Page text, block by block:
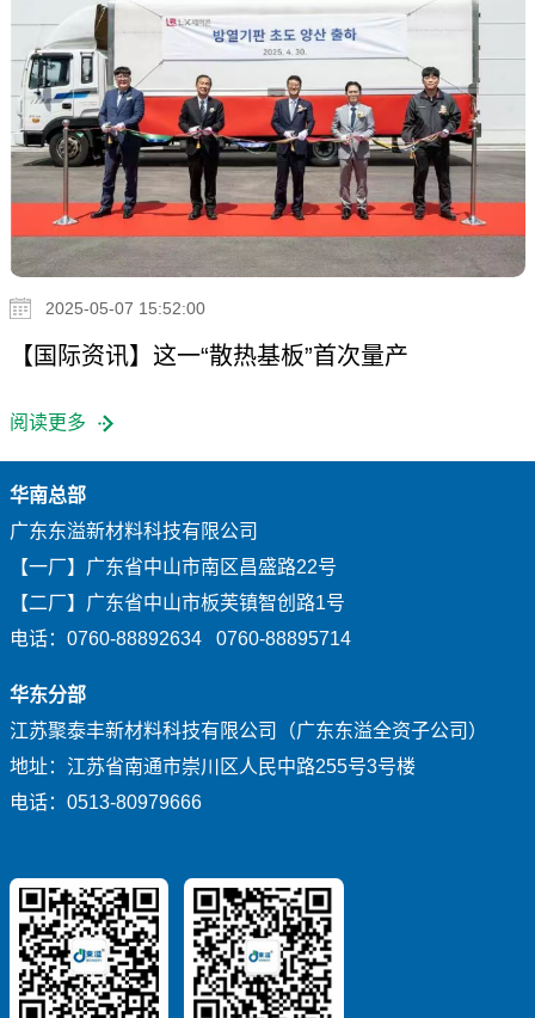
2025-05-07 15:52:00
【国际资讯】这一“散热基板”首次量产
阅读更多
华南总部
广东东溢新材料科技有限公司
【一厂】广东省中山市南区昌盛路22号
【二厂】广东省中山市板芙镇智创路1号
电话：0760-88892634 0760-88895714
华东分部
江苏聚泰丰新材料科技有限公司（广东东溢全资子公司）
地址：江苏省南通市崇川区人民中路255号3号楼
电话：0513-80979666